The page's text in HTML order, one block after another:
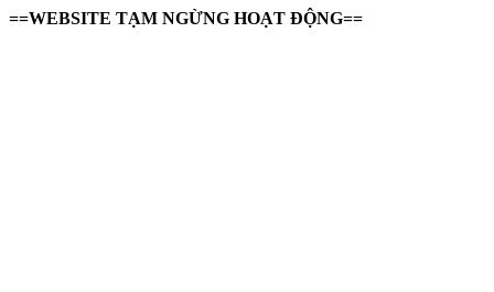
==WEBSITE TẠM NGỪNG HOẠT ĐỘNG==